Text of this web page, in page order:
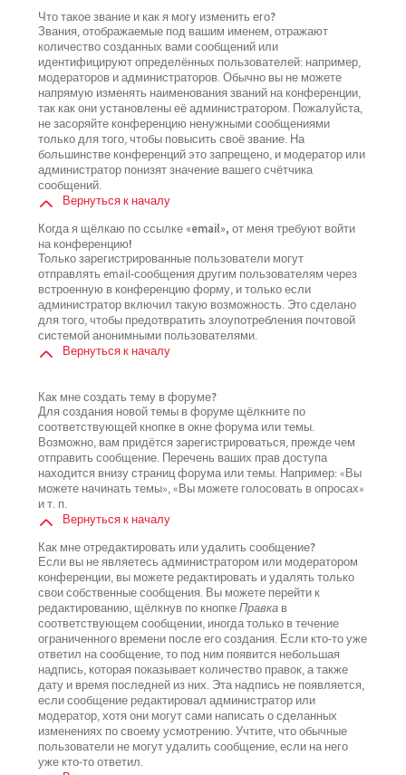
Что такое звание и как я могу изменить его?
Звания, отображаемые под вашим именем, отражают
количество созданных вами сообщений или
идентифицируют определённых пользователей: например,
модераторов и администраторов. Обычно вы не можете
напрямую изменять наименования званий на конференции,
так как они установлены её администратором. Пожалуйста,
не засоряйте конференцию ненужными сообщениями
только для того, чтобы повысить своё звание. На
большинстве конференций это запрещено, и модератор или
администратор понизят значение вашего счётчика
сообщений.
Вернуться к началу
Когда я щёлкаю по ссылке «email», от меня требуют войти
на конференцию!
Только зарегистрированные пользователи могут
отправлять email-сообщения другим пользователям через
встроенную в конференцию форму, и только если
администратор включил такую возможность. Это сделано
для того, чтобы предотвратить злоупотребления почтовой
системой анонимными пользователями.
Вернуться к началу
Как мне создать тему в форуме?
Для создания новой темы в форуме щёлкните по
соответствующей кнопке в окне форума или темы.
Возможно, вам придётся зарегистрироваться, прежде чем
отправить сообщение. Перечень ваших прав доступа
находится внизу страниц форума или темы. Например: «Вы
можете начинать темы», «Вы можете голосовать в опросах»
и т. п.
Вернуться к началу
Как мне отредактировать или удалить сообщение?
Если вы не являетесь администратором или модератором
конференции, вы можете редактировать и удалять только
свои собственные сообщения. Вы можете перейти к
редактированию, щёлкнув по кнопкеПравкав
соответствующем сообщении, иногда только в течение
ограниченного времени после его создания. Если кто-то уже
ответил на сообщение, то под ним появится небольшая
надпись, которая показывает количество правок, а также
дату и время последней из них. Эта надпись не появляется,
если сообщение редактировал администратор или
модератор, хотя они могут сами написать о сделанных
изменениях по своему усмотрению. Учтите, что обычные
пользователи не могут удалить сообщение, если на него
уже кто-то ответил.